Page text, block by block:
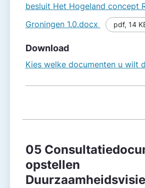
besluit Het Hogeland concept
Groningen 1.0.docx
pdf, 14
Download
Kies welke documenten u wilt
05
opstellen
Duurzaamheidsvisie